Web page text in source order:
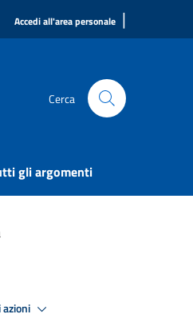
Accedi all'area personale |
Cerca
gli argomenti
azioni